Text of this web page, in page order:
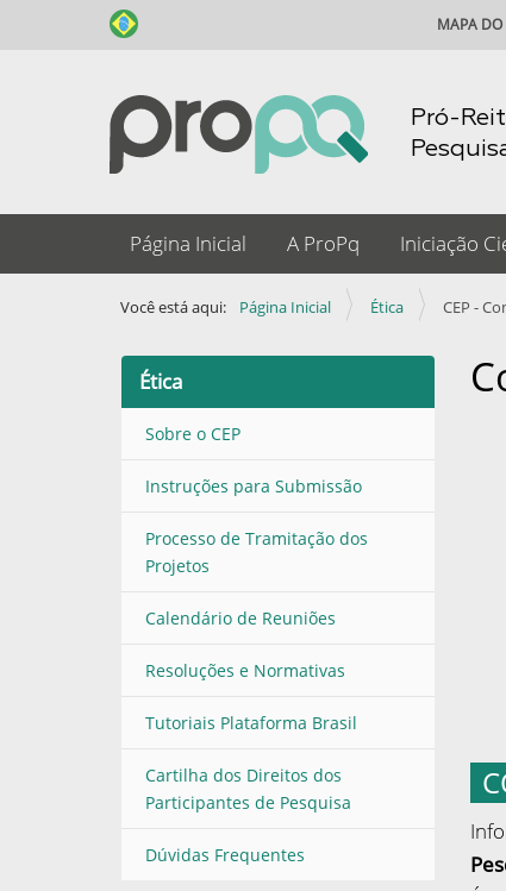
Pró-
MAPA DO
Página Inicial A ProPq Iniciação
Você está aqui: Página Inicial Ética CEP -
Ética
Sobre o CEP
Instruções para Submissão
Processo de Tramitação dos
Projetos
Calendário de Reuniões
Resoluções e Normativas
Tutoriais Plataforma Brasil
Cartilha dos Direitos dos
Participantes de Pesquisa
Dúvidas Frequentes